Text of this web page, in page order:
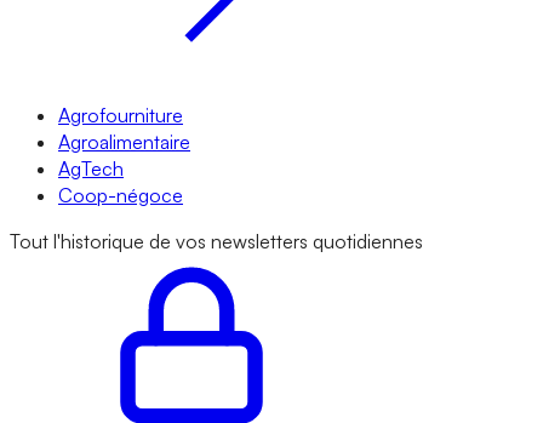
Agrofourniture
Agroalimentaire
AgTech
Coop-négoce
Tout l'historique de vos newsletters quotidiennes